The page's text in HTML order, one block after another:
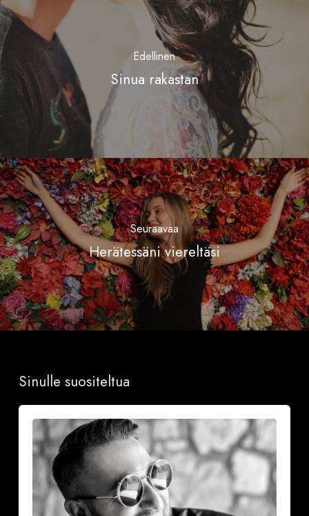
Edellinen
Sinua rakastan
Seuraavaa
Herätessäni viereltäsi
Sinulle suositeltua
iloa